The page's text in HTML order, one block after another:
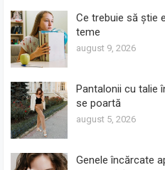
Ce trebuie să știe
teme
august 9, 2026
Pantalonii cu talie
se poartă
august 5, 2026
Genele încărcate